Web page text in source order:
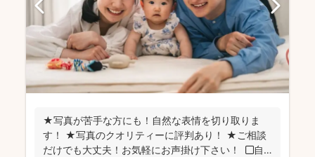
★写真が苦手な方にも！自然な表情を切り取りま
す！ ★写真のクオリティーに評判あり！ ★ご相談
だけでも大丈夫！お気軽にお声掛け下さい！ ◼︎自